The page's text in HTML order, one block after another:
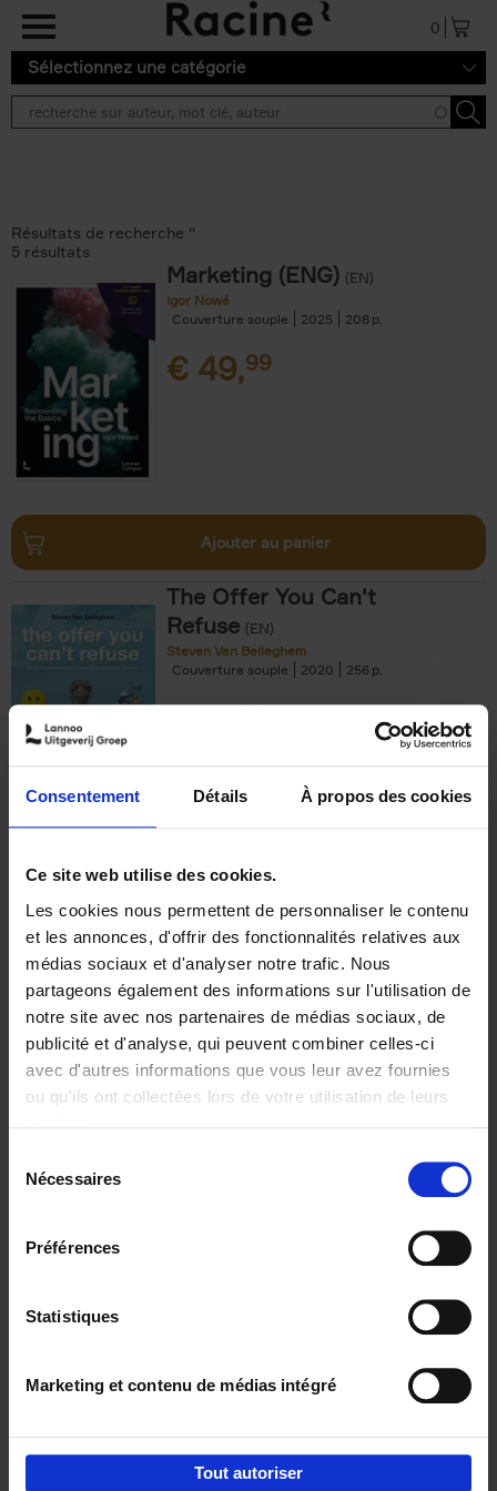
Consentement Détails À propos des cookies
Ce site web utilise des cookies.
Les cookies nous permettent de personnaliser le contenu
et les annonces, d'offrir des fonctionnalités relatives aux
médias sociaux et d'analyser notre trafic. Nous
partageons également des informations sur l'utilisation de
notre site avec nos partenaires de médias sociaux, de
publicité et d'analyse, qui peuvent combiner celles-ci
avec d'autres informations que vous leur avez fournies
ou qu'ils ont collectées lors de votre utilisation de leurs
Nécessaires
Préférences
Statistiques
Marketing et contenu de médias intégré
Tout autoriser
Aller au contenu principal
0
Sélectionnez une catégorie
Résultats de recherche ''
5 résultats
Marketing (ENG) (EN)
Igor Nowé
Couverture souple
2025 208
€ 49,99
Ajouter au panier
The Offer You Can't
Refuse (EN)
Steven Van Belleghem
Couverture souple
2020 256
€37,50
Building Bonds = Building
Business
Jochen Roef Jozefien De Feyter
Carolien Boom
Couverture souple
2025 200
€29,99
Digital marketing like a PRO -
completely revised edition (EN)